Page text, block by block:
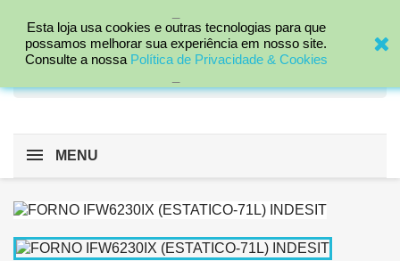
MENU
Esta loja usa cookies e outras tecnologias para que
possamos melhorar sua experiência em nosso site.
Consulte a nossa Política de Privacidade & Cookies